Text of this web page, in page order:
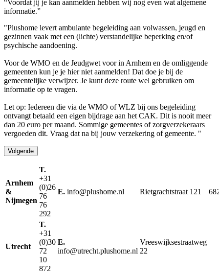
“Voordat jij je kan aanmelden hebben wij nog even wat algemene
informatie.”
"Plushome levert ambulante begeleiding aan volwassen, jeugd en
gezinnen vaak met een (lichte) verstandelijke beperking en/of
psychische aandoening.
Voor de WMO en de Jeudgwet voor in Arnhem en de omliggende
gemeenten kun je je hier niet aanmelden! Dat doe je bij de
gemeentelijke verwijzer. Je kunt deze route wel gebruiken om
informatie op te vragen.
Let op: Iedereen die via de WMO of WLZ bij ons begeleiding
ontvangt betaald een eigen bijdrage aan het CAK. Dit is nooit meer
dan 20 euro per maand. Sommige gemeentes of zorgverzekeraars
vergoeden dit. Vraag dat na bij jouw verzekering of gemeente. "
Volgende
Arnhem
&
Nijmegen
T.
+31
(0)26
76
76
292
E. info@plushome.nl Rietgrachtstraat 121
Utrecht
T.
+31
(0)30
72
10
872
E.
info@utrecht.plushome.nl
Vreeswijksestraatweg
22